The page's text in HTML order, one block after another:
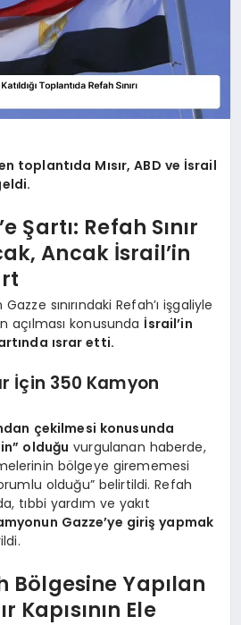
toplantıda Mısır, ABD ve İsrail
Şartı: Refah Sınır
Ancak İsrail’in
Gazze sınırındaki Refah’ı işgaliyle
açılması konusunda İsrail’in
ısrar etti.
İçin 350 Kamyon
çekilmesi konusunda
olduğu vurgulanan haberde,
bölgeye girememesi
olduğu” belirtildi. Refah
tıbbi yardım ve yakıt
Gazze’ye giriş yapmak
Bölgesine Yapılan
Kapısının Ele